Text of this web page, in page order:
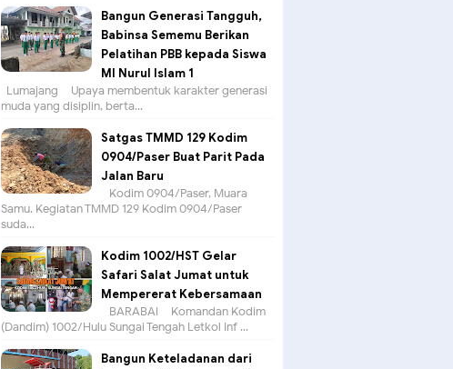
Bangun Generasi Tangguh,
Babinsa Sememu Berikan
Pelatihan PBB kepada Siswa
MI Nurul Islam 1
Lumajang – Upaya membentuk karakter generasi
muda yang disiplin, berta...
Satgas TMMD 129 Kodim
0904/Paser Buat Parit Pada
Jalan Baru
Kodim 0904/Paser, Muara
Samu. Kegiatan TMMD 129 Kodim 0904/Paser
suda...
Kodim 1002/HST Gelar
Safari Salat Jumat untuk
Mempererat Kebersamaan
BARABAI – Komandan Kodim
(Dandim) 1002/Hulu Sungai Tengah Letkol Inf ...
Bangun Keteladanan dari